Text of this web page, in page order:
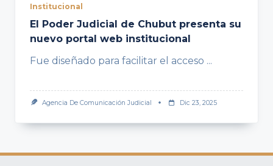
Institucional
El Poder Judicial de Chubut presenta su
nuevo portal web institucional
Fue diseñado para facilitar el acceso ...
Agencia De Comunicación Judicial Dic 23, 2025